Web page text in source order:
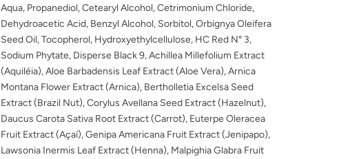
Aqua, Propanediol, Cetearyl Alcohol, Cetrimonium Chloride,
Dehydroacetic Acid, Benzyl Alcohol, Sorbitol, Orbignya Oleifera
Seed Oil, Tocopherol, Hydroxyethylcellulose, HC Red N° 3,
Sodium Phytate, Disperse Black 9, Achillea Millefolium Extract
(Aquiléia), Aloe Barbadensis Leaf Extract (Aloe Vera), Arnica
Montana Flower Extract (Arnica), Bertholletia Excelsa Seed
Extract (Brazil Nut), Corylus Avellana Seed Extract (Hazelnut),
Daucus Carota Sativa Root Extract (Carrot), Euterpe Oleracea
Fruit Extract (Açaí), Genipa Americana Fruit Extract (Jenipapo),
Lawsonia Inermis Leaf Extract (Henna), Malpighia Glabra Fruit